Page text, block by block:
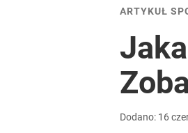
ARTYKUŁ
Dodano: 16